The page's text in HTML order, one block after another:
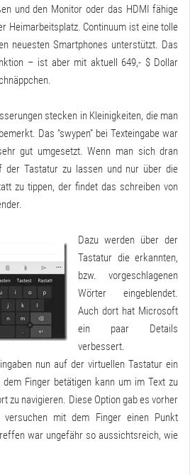
und den Monitor oder das HDMI fähige
Heimarbeitsplatz. Continuum ist eine tolle
neuesten Smartphones unterstützt. Das
– ist aber mit aktuell 649,- $ Dollar
stecken in Kleinigkeiten, die man
Das “swypen” bei Texteingabe war
gut umgesetzt. Wenn man sich dran
der Tastatur zu lassen und nur über die
zu tippen, der findet das schreiben von
Dazu werden über der
Tastatur die erkannten,
bzw. vorgeschlagenen
Wörter eingeblendet.
Auch dort hat Microsoft
ein paar Details
verbessert.
nun auf der virtuellen Tastatur ein
Finger betätigen kann um im Text zu
zu navigieren. Diese Option gab es vorher
mit dem Finger einen Punkt
war ungefähr so aussichtsreich, wie